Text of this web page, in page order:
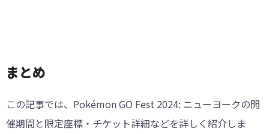
まとめ
この記事では、Pokémon GO Fest 2024: ニューヨークの開
催期間と限定座標・チケット詳細などを詳しく紹介しま